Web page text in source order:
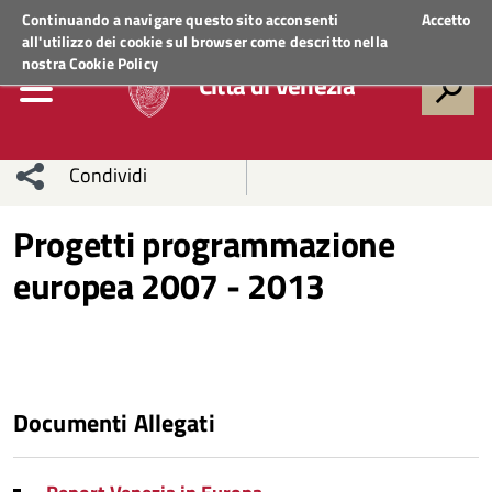
Continuando a navigare questo sito acconsenti
all'utilizzo dei cookie sul browser come descritto nella
nostraCookie Policy
Accetto
Regione VenetoACCEDI AI SERVIZI
Città di Venezia
Condividi
sui social
Condividi
Condividi
su
Condividi
Facebook
Progetti programmazione
europea 2007 - 2013
Documenti Allegati